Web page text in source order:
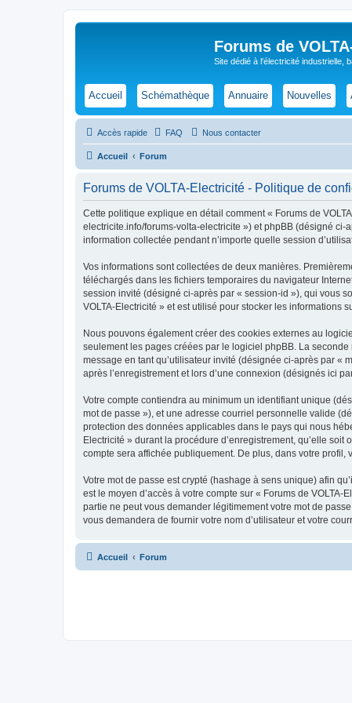
Forums de
Site dédié à l'électricité industrielle,
Accueil Schémathèque Annuaire Nouvelles
Accès rapide FAQ Nous contacter
Accueil Forum
Forums de VOLTA-Electricité - Politique de
Cette politique explique en détail comment « Forums de
electricite.info/forums-volta-electricite ») et phpBB (désigné
information collectée pendant n’importe quelle session
Vos informations sont collectées de deux manières.
téléchargés dans les fichiers temporaires du navigateur
session invité (désigné ci-après par « session-id »), qui vous
VOLTA-Electricité » et est utilisé pour stocker les informations
Nous pouvons également créer des cookies externes au
seulement les pages créées par le logiciel phpBB. La
message en tant qu’utilisateur invité (désignée ci-après par «
après l’enregistrement et lors d’une connexion (désignés ici
Votre compte contiendra au minimum un identifiant unique
mot de passe »), et une adresse courriel personnelle valide
protection des données applicables dans le pays qui nous
Electricité » durant la procédure d’enregistrement, qu’elle
compte sera affichée publiquement. De plus, dans votre
Votre mot de passe est crypté (hashage à sens unique) afin
est le moyen d’accès à votre compte sur « Forums de
partie ne peut vous demander légitimement votre mot de
vous demandera de fournir votre nom d’utilisateur et votre
Accueil Forum